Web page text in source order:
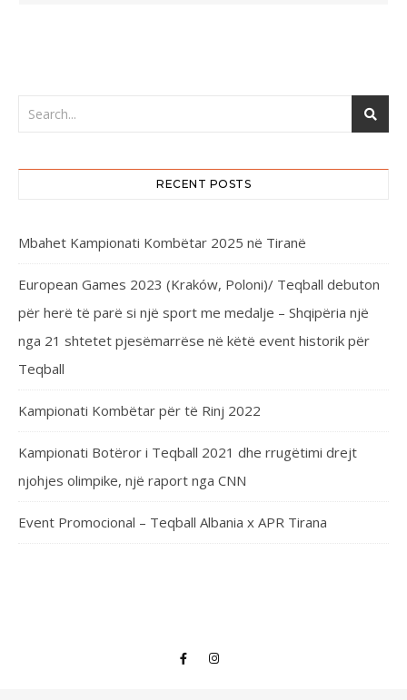
RECENT POSTS
Mbahet Kampionati Kombëtar 2025 në Tiranë
European Games 2023 (Kraków, Poloni)/ Teqball debuton
për herë të parë si një sport me medalje – Shqipëria një
nga 21 shtetet pjesëmarrëse në këtë event historik për
Teqball
Kampionati Kombëtar për të Rinj 2022
Kampionati Botëror i Teqball 2021 dhe rrugëtimi drejt
njohjes olimpike, një raport nga CNN
Event Promocional – Teqball Albania x APR Tirana